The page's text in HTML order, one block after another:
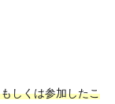
しくは参加したこ